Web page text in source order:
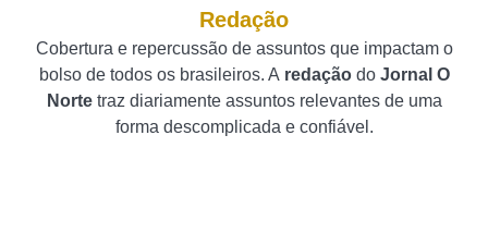
Redação
Cobertura e repercussão de assuntos que impactam o
bolso de todos os brasileiros. A redação do Jornal O
Norte traz diariamente assuntos relevantes de uma
forma descomplicada e confiável.